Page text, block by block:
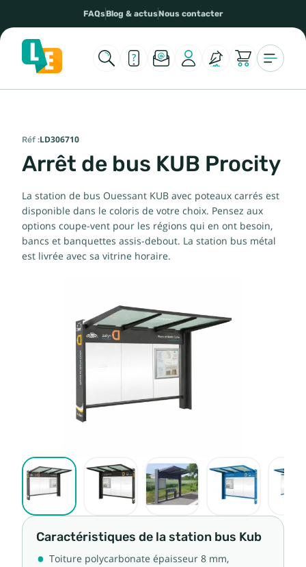
FAQsBlog & actusNous contacter
Réf :LD306710
Arrêt de bus KUB Procity
La station de bus Ouessant KUB avec poteaux carrés est
disponible dans le coloris de votre choix. Pensez aux
options coupe-vent pour les régions qui en ont besoin,
bancs et banquettes assis-debout. La station bus métal
est livrée avec sa vitrine horaire.
Caractéristiques de la station bus Kub
Toiture polycarbonate épaisseur 8 mm,